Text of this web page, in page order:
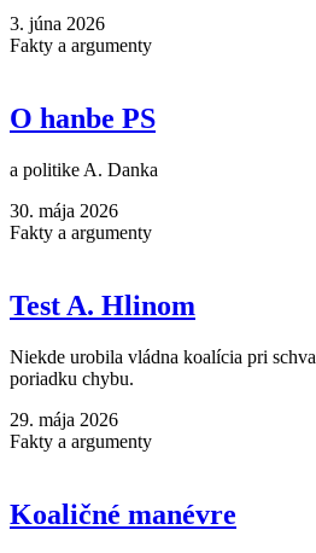
3. júna 2026
Fakty a argumenty
O hanbe PS
a politike A. Danka
30. mája 2026
Fakty a argumenty
Test A. Hlinom
Niekde urobila vládna koalícia pri
poriadku chybu.
29. mája 2026
Fakty a argumenty
Koaličné manévre